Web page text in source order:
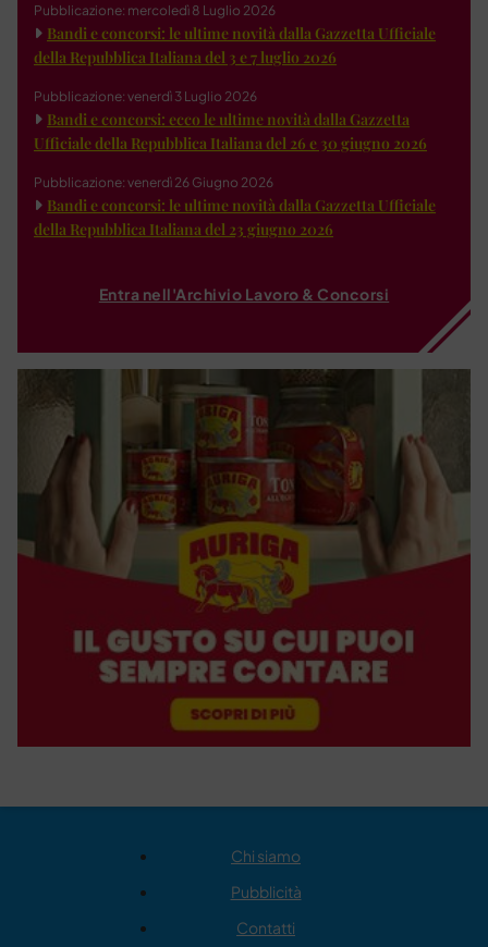
Pubblicazione: mercoledì 8 Luglio 2026
Bandi e concorsi: le ultime novità dalla Gazzetta Ufficiale
della Repubblica Italiana del 3 e 7 luglio 2026
Pubblicazione: venerdì 3 Luglio 2026
Bandi e concorsi: ecco le ultime novità dalla Gazzetta
Ufficiale della Repubblica Italiana del 26 e 30 giugno 2026
Pubblicazione: venerdì 26 Giugno 2026
Bandi e concorsi: le ultime novità dalla Gazzetta Ufficiale
della Repubblica Italiana del 23 giugno 2026
Entra nell'Archivio Lavoro & Concorsi
Chi siamo
Pubblicità
Contatti